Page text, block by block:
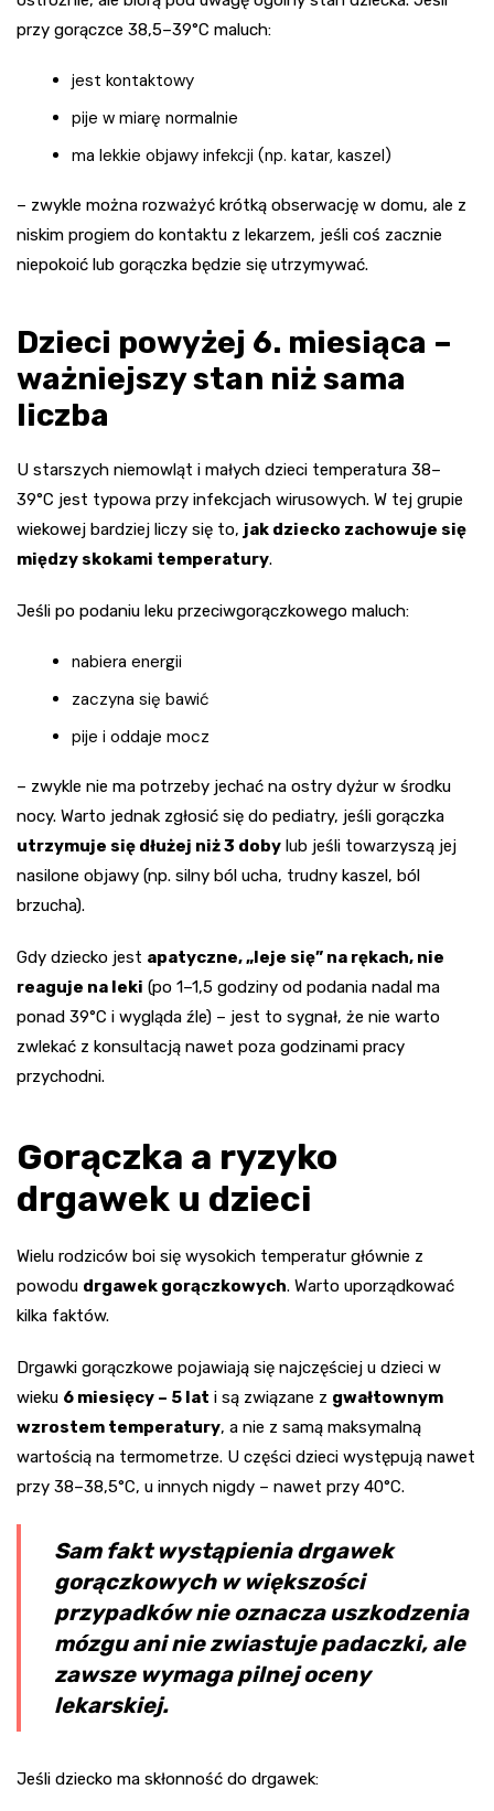
przy gorączce 38,5–39°C maluch:
jest kontaktowy
pije w miarę normalnie
ma lekkie objawy infekcji (np. katar, kaszel)
– zwykle można rozważyć krótką obserwację w domu, ale z
niskim progiem do kontaktu z lekarzem, jeśli coś zacznie
niepokoić lub gorączka będzie się utrzymywać.
Dzieci powyżej 6. miesiąca –
ważniejszy stan niż sama
liczba
U starszych niemowląt i małych dzieci temperatura 38–
39°C jest typowa przy infekcjach wirusowych. W tej grupie
wiekowej bardziej liczy się to, jak dziecko zachowuje się
między skokami temperatury.
Jeśli po podaniu leku przeciwgorączkowego maluch:
nabiera energii
zaczyna się bawić
pije i oddaje mocz
– zwykle nie ma potrzeby jechać na ostry dyżur w środku
nocy. Warto jednak zgłosić się do pediatry, jeśli gorączka
utrzymuje się dłużej niż 3 doby lub jeśli towarzyszą jej
nasilone objawy (np. silny ból ucha, trudny kaszel, ból
brzucha).
Gdy dziecko jest apatyczne, „leje się” na rękach, nie
reaguje na leki (po 1–1,5 godziny od podania nadal ma
ponad 39°C i wygląda źle) – jest to sygnał, że nie warto
zwlekać z konsultacją nawet poza godzinami pracy
przychodni.
Gorączka a ryzyko
drgawek u dzieci
Wielu rodziców boi się wysokich temperatur głównie z
powodu drgawek gorączkowych. Warto uporządkować
kilka faktów.
Drgawki gorączkowe pojawiają się najczęściej u dzieci w
wieku 6 miesięcy – 5 lat i są związane z gwałtownym
wzrostem temperatury, a nie z samą maksymalną
wartością na termometrze. U części dzieci występują nawet
przy 38–38,5°C, u innych nigdy – nawet przy 40°C.
Sam fakt wystąpienia drgawek
gorączkowych w większości
przypadków nie oznacza uszkodzenia
mózgu ani nie zwiastuje padaczki, ale
zawsze wymaga pilnej oceny
lekarskiej.
Jeśli dziecko ma skłonność do drgawek: